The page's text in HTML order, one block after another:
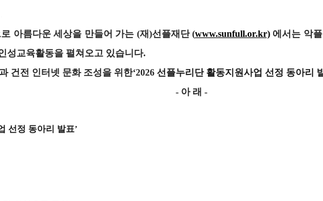
아름다운 세상을 만들어 가는 (재)선플재단(www.sunfull.or.kr) 에서는 악
성교육활동을 펼쳐오고 있습니다.
건전 인터넷 문화 조성을 위한‘2026 선플누리단 활동지원사업 선정 동아리
- 아 래 -
선정 동아리 발표’